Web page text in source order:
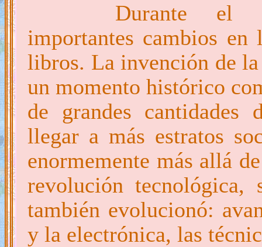
Durante el
importantes cambios
libros. La invención de
un momento histórico
de grandes
llegar a más estratos
enormemente más allá
revolución
también evolucionó:
y la electrónica, las